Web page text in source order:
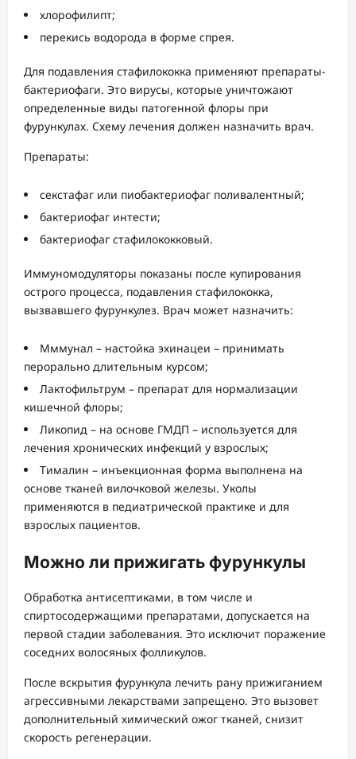
хлорофилипт;
перекись водорода в форме спрея.
Для подавления стафилококка применяют препараты-
бактериофаги. Это вирусы, которые уничтожают
определенные виды патогенной флоры при
фурункулах. Схему лечения должен назначить врач.
Препараты:
секстафаг или пиобактериофаг поливалентный;
бактериофаг интести;
бактериофаг стафилококковый.
Иммуномодуляторы показаны после купирования
острого процесса, подавления стафилококка,
вызвавшего фурункулез. Врач может назначить:
Мммунал – настойка эхинацеи – принимать
перорально длительным курсом;
Лактофильтрум – препарат для нормализации
кишечной флоры;
Ликопид – на основе ГМДП – используется для
лечения хронических инфекций у взрослых;
Тималин – инъекционная форма выполнена на
основе тканей вилочковой железы. Уколы
применяются в педиатрической практике и для
взрослых пациентов.
Можно ли прижигать фурункулы
Обработка антисептиками, в том числе и
спиртосодержащими препаратами, допускается на
первой стадии заболевания. Это исключит поражение
соседних волосяных фолликулов.
После вскрытия фурункула лечить рану прижиганием
агрессивными лекарствами запрещено. Это вызовет
дополнительный химический ожог тканей, снизит
скорость регенерации.